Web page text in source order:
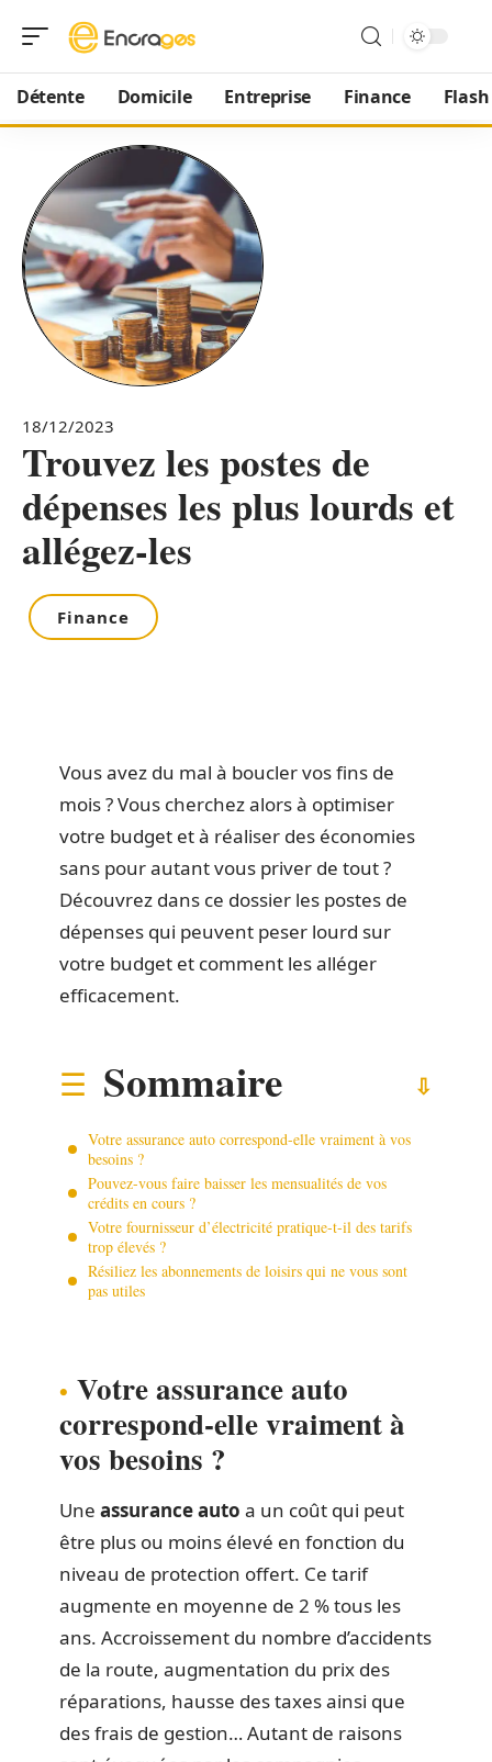
Détente Domicile Entreprise Finance
18/12/2023
Trouvez les postes de
dépenses les plus lourds et
allégez-les
Finance
Vous avez du mal à boucler vos fins de
mois ? Vous cherchez alors à optimiser
votre budget et à réaliser des économies
sans pour autant vous priver de tout ?
Découvrez dans ce dossier les postes de
dépenses qui peuvent peser lourd sur
votre budget et comment les alléger
efficacement.
Sommaire
Votre assurance auto correspond-elle vraiment à vos
besoins ?
Pouvez-vous faire baisser les mensualités de vos
crédits en cours ?
Votre fournisseur d’électricité pratique-t-il des tarifs
trop élevés ?
Résiliez les abonnements de loisirs qui ne vous sont
pas utiles
Votre assurance auto
correspond-elle vraiment à
vos besoins ?
Une assurance auto a un coût qui peut
être plus ou moins élevé en fonction du
niveau de protection offert. Ce tarif
augmente en moyenne de 2 % tous les
ans. Accroissement du nombre d’accidents
de la route, augmentation du prix des
réparations, hausse des taxes ainsi que
des frais de gestion… Autant de raisons